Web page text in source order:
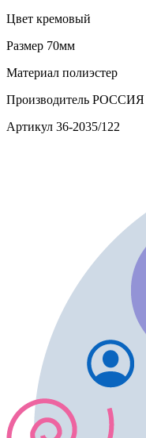
Цвет кремовый
Размер 70мм
Материал полиэстер
Производитель РОССИЯ
Артикул 36-2035/122